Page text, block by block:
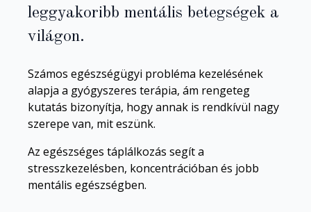
leggyakoribb mentális betegségek a
világon.
Számos egészségügyi probléma kezelésének
alapja a gyógyszeres terápia, ám rengeteg
kutatás bizonyítja, hogy annak is rendkívül nagy
szerepe van, mit eszünk.
Az egészséges táplálkozás segít a
stresszkezelésben, koncentrációban és jobb
mentális egészségben.